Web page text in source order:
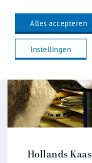
Hollands
Alles accepteren
Instellingen